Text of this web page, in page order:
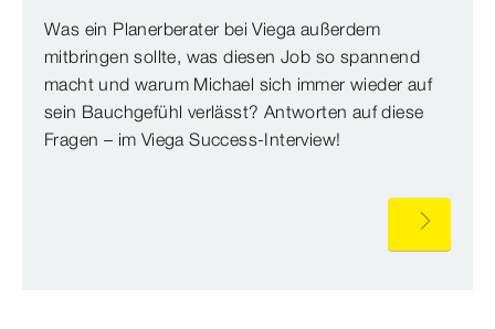
Was ein Planerberater bei Viega außerdem
mitbringen sollte, was diesen Job so spannend
macht und warum Michael sich immer wieder auf
sein Bauchgefühl verlässt? Antworten auf diese
Fragen – im Viega Success-Interview!